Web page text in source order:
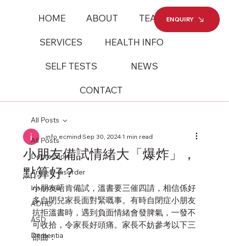
HOME ABOUT TEAM
SERVICES HEALTH INFO
SELF TESTS NEWS
CONTACT
ENQUIRY
All Posts
Depression
Anxiety disorder
Insomnia
ADHD
ASD
Dementia
All Posts
小朋友備試情緒大「爆炸」，
點算好？
info ecmindSep 30, 20241 min read
小朋友唔肯備試，溫書要三催四請，相信係好
多自閉兒家長面對緊嘅事。有時自閉症小朋友
抗拒溫書時，遇到負面情緒會發脾氣，一發不
可收拾，令家長好頭痛。家長不妨參考以下三
部曲：